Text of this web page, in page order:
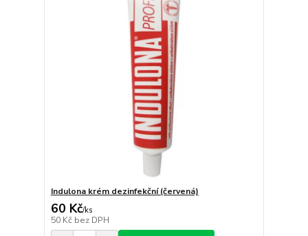
Indulona krém dezinfekční (červená)
60 Kč/ks
50 Kč bez DPH